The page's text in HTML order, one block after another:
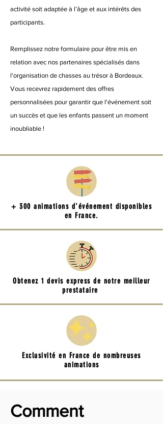
activité soit adaptée à l’âge et aux intérêts des
participants.
Remplissez notre formulaire pour être mis en
relation avec nos partenaires spécialisés dans
l'organisation de chasses au trésor à Bordeaux.
Vous recevrez rapidement des offres
personnalisées pour garantir que l'événement soit
un succès et que les enfants passent un moment
inoubliable !
+ 300 animations d'événement disponibles
en France.
Obtenez 1 devis express de notre meilleur
prestataire
Exclusivité en France de nombreuses
animations
Comment